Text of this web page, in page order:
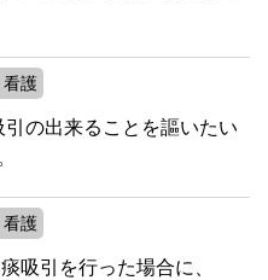
看護
の出来ることを謳いたい
看護
吸引を行った場合に、